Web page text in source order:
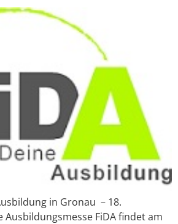
in Gronau – 18.
Ausbildungsmesse FiDA findet am